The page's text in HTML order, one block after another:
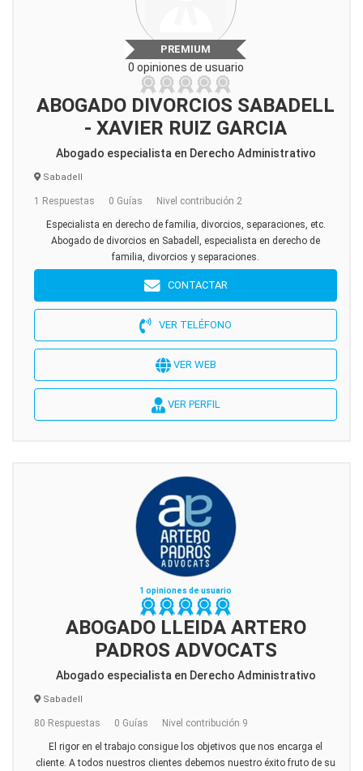
PREMIUM
0 opiniones de usuario
ABOGADO DIVORCIOS SABADELL
- XAVIER RUIZ GARCIA
Abogado especialista en Derecho Administrativo
Sabadell
1 Respuestas 0 Guías Nivel contribución 2
Especialista en derecho de familia, divorcios, separaciones, etc.
Abogado de divorcios en Sabadell, especialista en derecho de
familia, divorcios y separaciones.
CONTACTAR
VER TELÉFONO
VER WEB
VER PERFIL
1 opiniones de usuario
ABOGADO LLEIDA ARTERO
PADROS ADVOCATS
Abogado especialista en Derecho Administrativo
Sabadell
80 Respuestas 0 Guías Nivel contribución 9
El rigor en el trabajo consigue los objetivos que nos encarga el
cliente. A todos nuestros clientes debemos nuestro éxito fruto de su